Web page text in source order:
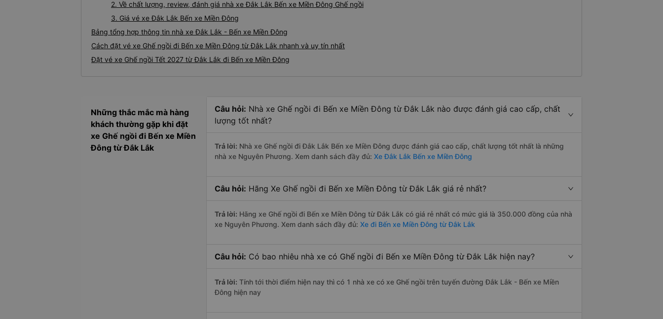
2. Về chất lượng, review, đánh giá nhà xe Đắk Lắk Bến xe Miền Đông Ghế ngồi
3. Giá vé xe Đắk Lắk Bến xe Miền Đông
Bảng tổng hợp thông tin nhà xe Đắk Lắk - Bến xe Miền Đông
Cách đặt vé xe Ghế ngồi đi Bến xe Miền Đông từ Đắk Lắk nhanh và uy tín nhất
Đặt vé xe Ghế ngồi Tết 2027 từ Đắk Lắk đi Bến xe Miền Đông
Những thắc mắc mà hàng
khách thường gặp khi đặt
xe Ghế ngồi đi Bến xe Miền
Đông từ Đắk Lắk
Câu hỏi: Nhà xe Ghế ngồi đi Bến xe Miền Đông từ Đắk Lắk nào được đánh giá cao cấp, chất
lượng tốt nhất?
Trả lời: Nhà xe Ghế ngồi đi Đắk Lắk Bến xe Miền Đông được đánh giá cao cấp, chất lượng tốt nhất là những
nhà xe Nguyên Phương. Xem danh sách đầy đủ: Xe Đắk Lắk Bến xe Miền Đông
Câu hỏi: Hãng Xe Ghế ngồi đi Bến xe Miền Đông từ Đắk Lắk giá rẻ nhất?
Trả lời: Hãng xe Ghế ngồi đi Bến xe Miền Đông từ Đắk Lắk có giá rẻ nhất có mức giá là 350.000 đồng của nhà
xe Nguyên Phương. Xem danh sách đầy đủ: Xe đi Bến xe Miền Đông từ Đắk Lắk
Câu hỏi: Có bao nhiêu nhà xe có Ghế ngồi đi Bến xe Miền Đông từ Đắk Lắk hiện nay?
Trả lời: Tính tới thời điểm hiện nay thì có 1 nhà xe có xe Ghế ngồi trên tuyến đường Đắk Lắk - Bến xe Miền
Đông hiện nay